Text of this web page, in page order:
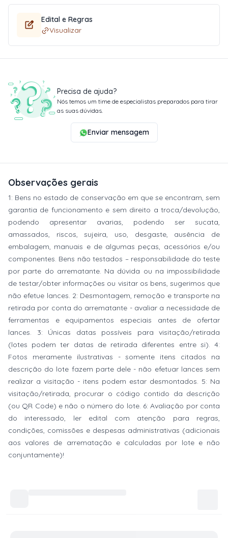
Edital e Regras
Visualizar
Precisa de ajuda?
Nós temos um time de especialistas preparados para tirar
as suas dúvidas.
Enviar mensagem
Observações gerais
1: Bens no estado de conservação em que se encontram, sem
garantia de funcionamento e sem direito a troca/devolução,
podendo apresentar avarias, podendo ser sucata,
amassados, riscos, sujeira, uso, desgaste, ausência de
embalagem, manuais e de algumas peças, acessórios e/ou
componentes. Bens não testados – responsabilidade do teste
por parte do arrematante. Na dúvida ou na impossibilidade
de testar/obter informações ou visitar os bens, sugerimos que
não efetue lances. 2: Desmontagem, remoção e transporte na
retirada por conta do arrematante - avaliar a necessidade de
ferramentas e equipamentos especiais antes de ofertar
lances. 3: Únicas datas possíveis para visitação/retirada
(lotes podem ter datas de retirada diferentes entre si). 4:
Fotos meramente ilustrativas - somente itens citados na
descrição do lote fazem parte dele - não efetuar lances sem
realizar a visitação - itens podem estar desmontados. 5: Na
visitação/retirada, procurar o código contido da descrição
(ou QR Code) e não o número do lote. 6: Avaliação por conta
do interessado, ler edital com atenção para regras,
condições, comissões e despesas administrativas (adicionais
aos valores de arrematação e calculadas por lote e não
conjuntamente)!